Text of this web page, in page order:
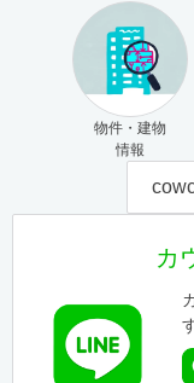
物件・建物
情報
カ